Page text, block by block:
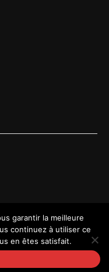
droits réservés.
garantir la meilleure
continuez à utiliser ce
en êtes satisfait.